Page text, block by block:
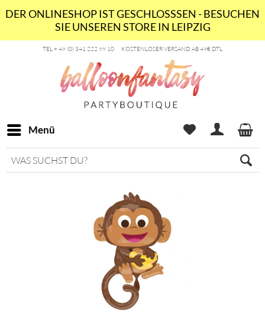
DER ONLINESHOP IST GESCHLOSSSEN - BESUCHEN
SIE UNSEREN STORE IN LEIPZIG
TEL + 49 (0) 341 222 99 10 KOSTENLOSER VERSAND AB 49€ DTL
Menü